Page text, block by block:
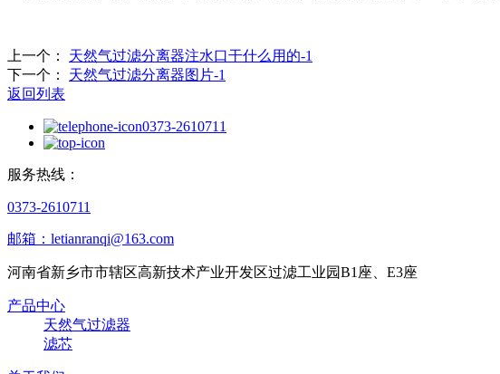
上一个：
天然气过滤分离器注水口干什么用的-1
下一个：
天然气过滤分离器图片-1
返回列表
0373-2610711
服务热线：
0373-2610711
邮箱：letianranqi@163.com
河南省新乡市市辖区高新技术产业开发区过滤工业园B1座、E3座
产品中心
天然气过滤器
滤芯